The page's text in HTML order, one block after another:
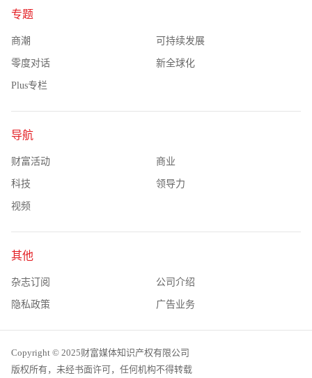
专题
商潮 可持续发展
零度对话 新全球化
Plus专栏
导航
财富活动 商业
科技 领导力
视频
其他
杂志订阅 公司介绍
隐私政策 广告业务
Copyright © 2025财富媒体知识产权有限公司
版权所有，未经书面许可，任何机构不得转载